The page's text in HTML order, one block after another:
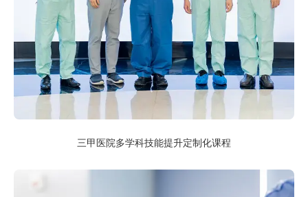
三甲医院多学科技能提升定制化课程